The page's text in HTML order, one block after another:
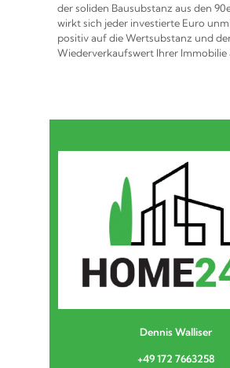
der soliden Bausubstanz aus den
wirkt sich jeder investierte Euro
positiv auf die Wertsubstanz und
Wiederverkaufswert Ihrer Immobilie
Dennis Walliser
+49 172 7663258